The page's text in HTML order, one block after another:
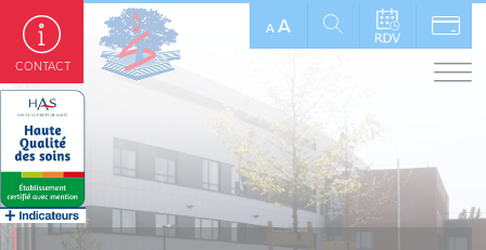
A A
CONTACT
Panneau de gestion des cookies